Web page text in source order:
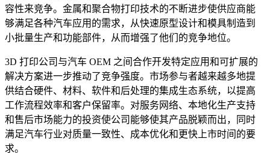
容性来竞争。金属和聚合物打印技术的不断进步使供应商能
够满足各种汽车应用的需求，从快速原型设计和模具制造到
小批量生产和功能部件，从而增强了他们的竞争地位。
3D 打印公司与汽车 OEM 之间合作开发特定应用和可扩展的
解决方案进一步推动了竞争强度。市场参与者越来越多地提
供结合硬件、材料、软件和后处理的集成生态系统，以提高
工作流程效率和客户保留率。对服务网络、本地化生产支持
和售后市场能力的投资使公司能够使其产品脱颖而出，同时
满足汽车行业对质量一致性、成本优化和更快上市时间的要
求。